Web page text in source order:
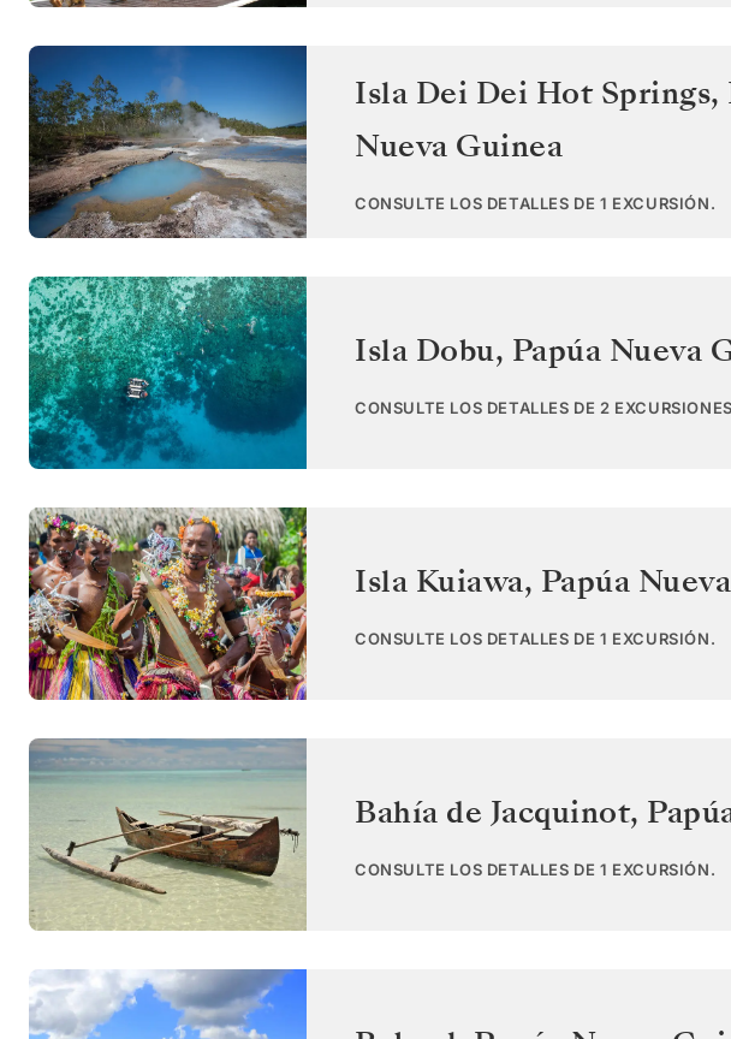
Isla Dei Dei Hot Springs,
Nueva Guinea
CONSULTE LOS DETALLES DE 1 EXCURSIÓN.
Isla Dobu, Papúa Nueva
CONSULTE LOS DETALLES DE 2
Isla Kuiawa, Papúa
CONSULTE LOS DETALLES DE 1 EXCURSIÓN.
Bahía de Jacquinot,
CONSULTE LOS DETALLES DE 1 EXCURSIÓN.